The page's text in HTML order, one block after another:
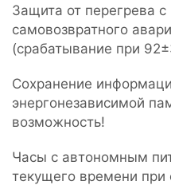
Защита от перегрева
самовозвратного
(срабатывание при
Сохранение
энергонезависимой
возможность!
Часы с автономным
текущего времени при